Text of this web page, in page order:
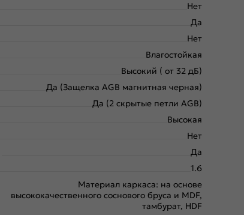
Нет
Да
Нет
Влагостойкая
Высокий ( от 32 дБ)
Да (Защелка AGB магнитная черная)
Да (2 скрытые петли AGB)
Высокая
Нет
Да
1.6
Материал каркаса: на основе
высококачественного соснового бруса и MDF,
тамбурат, HDF